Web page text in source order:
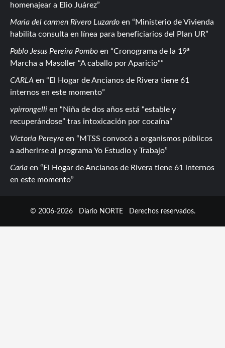
homenajear a Elio Juárez
Maria del carmen Rivero Luzardo en
Ministerio de Vivienda
habilita consulta en línea para beneficiarios del Plan UR
Pablo Jesus Pereira Pombo en
Cronograma de la 19ª
Marcha a Masoller “A caballo por Aparicio”
CARLA en
El Hogar de Ancianos de Rivera tiene 61
internos en este momento
vpirrongelli en
Niña de dos años está “estable y
recuperándose” tras intoxicación por cocaína
Victoria Pereyra en
MTSS convocó a organismos públicos
a adherirse al programa Yo Estudio y Trabajo
Carla en
El Hogar de Ancianos de Rivera tiene 61 internos
en este momento
© 2006-2026 Diario NORTEDerechos reservados.